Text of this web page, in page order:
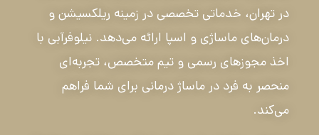
در تهران، خدماتی تخصصی در زمینه ریلکسیشن و
درمان‌های ماساژی و اسپا ارائه می‌دهد. نیلوفرآبی با
اخذ مجوزهای رسمی و تیم متخصص، تجربه‌ای
منحصر به فرد در ماساژ درمانی برای شما فراهم
می‌کند.